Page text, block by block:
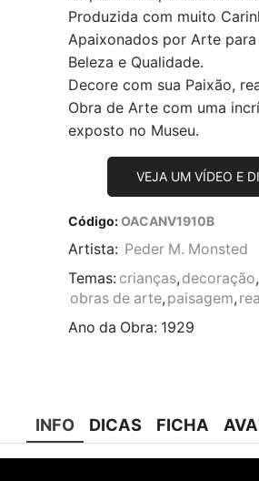
Produzida com muito
Apaixonados por Arte
Beleza e Qualidade.
Decore com sua Paixão,
Obra de Arte com uma
exposto no Museu.
VEJA UM VÍDEO E
Código:OACANV1910B
Artista: Peder M. Monsted
Temas: crianças, decoração,
obras de arte, paisagem,
Ano da Obra: 1929
INFO DICAS FICHA